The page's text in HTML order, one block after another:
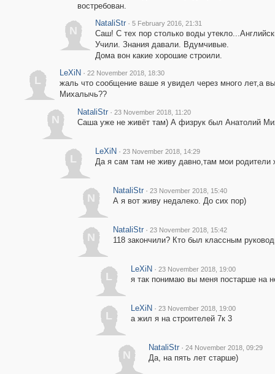
востребован.
N
NataliStr · 5 February 2016, 21:31
Саш! С тех пор столько воды
Учили. Знания давали. Вдумчивые.
Дома вон какие хорошие строили.
L
LeXiN · 22 November 2018, 18:30
жаль что сообщение ваше я увидел через много лет,а
Михалычь??
N
NataliStr · 23 November 2018, 11:20
Саша уже не живёт там) А физрук был Анатолий
L
LeXiN · 23 November 2018, 14:29
Да я сам там не живу давно,там мои родители
N
NataliStr · 23 November 2018, 15:40
А я вот живу недалеко. До сих пор)
N
NataliStr · 23 November 2018, 15:42
118 закончили? Кто был классным
L
LeXiN · 23 November 2018, 19:00
я так понимаю вы меня постарше на
L
LeXiN · 23 November 2018, 19:00
а жил я на строителей 7к 3
N
NataliStr · 24 November 2018, 09:29
Да, на пять лет старше)